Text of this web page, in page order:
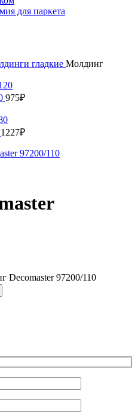
для паркета
гладкие Молдинг
975₽
1227₽
Decomaster 97200/110